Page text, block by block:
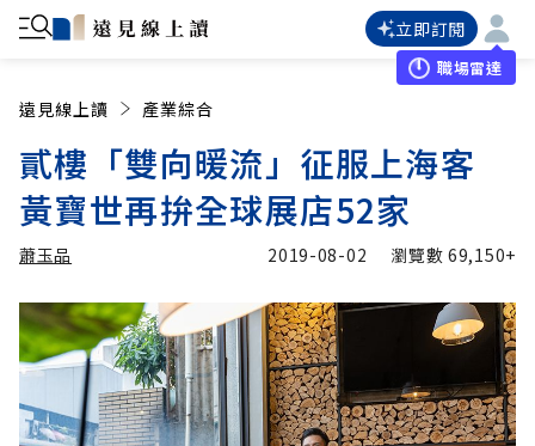
立即訂閱
職場雷達
遠見線上讀 產業綜合
貳樓「雙向暖流」征服上海客
黃寶世再拚全球展店52家
蕭玉品
蕭玉品 加入追蹤
2019-08-02 瀏覽數69,150+